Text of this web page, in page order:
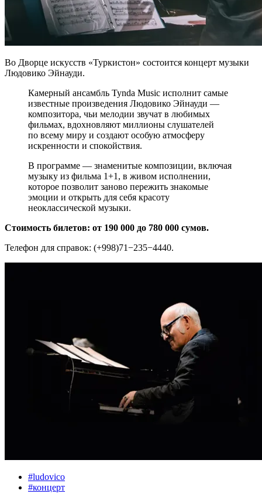
Во Дворце искусств «Туркистон» состоится концерт музыки
Людовико Эйнауди.
Камерный ансамбль Tynda Music исполнит самые
известные произведения Людовико Эйнауди —
композитора, чьи мелодии звучат в любимых
фильмах, вдохновляют миллионы слушателей
по всему миру и создают особую атмосферу
искренности и спокойствия.
В программе — знаменитые композиции, включая
музыку из фильма 1+1, в живом исполнении,
которое позволит заново пережить знакомые
эмоции и открыть для себя красоту
неоклассической музыки.
Стоимость билетов: от 190 000 до 780 000 сумов.
Телефон для справок: (+998)71−235−4440.
#ludovico
#концерт